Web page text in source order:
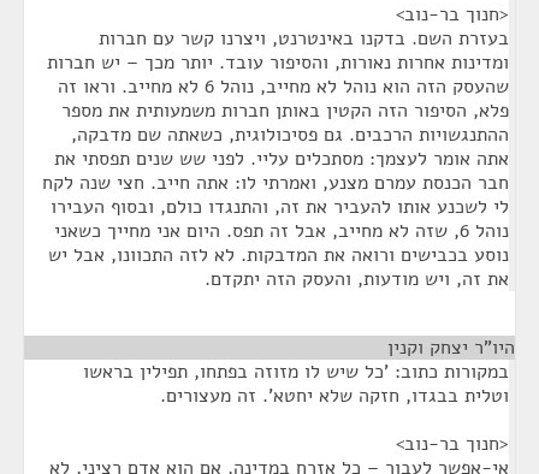
<חנוך בר-נוב>
בעזרת השם. בדקנו באינטרנט, ויצרנו קשר עם חברות
ומדינות אחרות נאורות, והסיפור עובד. יותר מכך – יש חברות
שהעסק הזה הוא נוהל לא מחייב, נוהל 6 לא מחייב. וראו זה
פלא, הסיפור הזה הקטין באותן חברות משמעותית את מספר
ההתנגשויות הרכבים. גם פסיכולוגית, כשאתה שם מדבקה,
אתה אומר לעצמך: מסתכלים עליי. לפני שש שנים תפסתי את
חבר הכנסת עמרם מצנע, ואמרתי לו: אתה חייב. חצי שנה לקח
לי לשכנע אותו להעביר את זה, והתנגדו כולם, ובסוף העבירו
נוהל 6, שזה לא מחייב, אבל זה תפס. היום אני מחייך כשאני
נוסע בכבישים ורואה את המדבקות. לא לזה התכוונו, אבל יש
את זה, ויש מודעות, והעסק הזה יתקדם.
היו"ר יצחק וקנין
במקורות כתוב: 'כל שיש לו מזוזה בפתחו, תפילין בראשו
וטלית בבגדו, חזקה שלא יחטא'. זה מעצורים.
<חנוך בר-נוב>
אי-אפשר לעבור – כל אזרח במדינה, אם הוא אדם רציני, לא